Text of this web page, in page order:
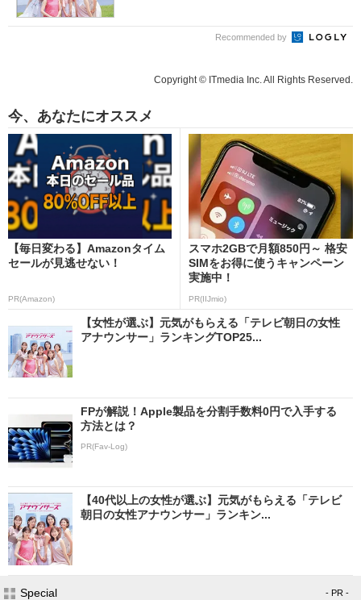
Recommended by
Copyright © ITmedia Inc. All Rights Reserved.
今、あなたにオススメ
【毎日変わる】Amazonタイム
セールが見逃せない！
PR(Amazon)
スマホ2GBで月額850円～ 格安
SIMをお得に使うキャンペーン
実施中！
PR(IIJmio)
【女性が選ぶ】元気がもらえる「テレビ朝日の女性
アナウンサー」ランキングTOP25...
FPが解説！Apple製品を分割手数料0円で入手する
方法とは？
PR(Fav-Log)
【40代以上の女性が選ぶ】元気がもらえる「テレビ
朝日の女性アナウンサー」ランキン...
Special - PR -